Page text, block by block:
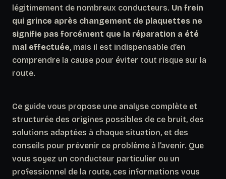
légitimement de nombreux conducteurs. Un frein
qui grince après changement de plaquettes ne
signifie pas forcément que la réparation a été
mal effectuée, mais il est indispensable d’en
comprendre la cause pour éviter tout risque sur la
route.
Ce guide vous propose une analyse complète et
structurée des origines possibles de ce bruit, des
solutions adaptées à chaque situation, et des
conseils pour prévenir ce problème à l’avenir. Que
vous soyez un conducteur particulier ou un
professionnel de la route, ces informations vous